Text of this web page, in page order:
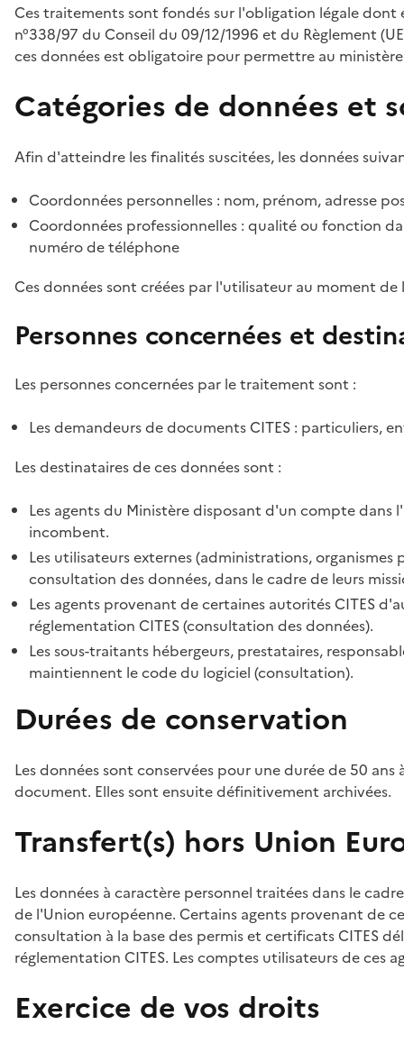
Ces traitements sont fondés sur l'obligation légale
n°338/97 du Conseil du 09/12/1996 et du Règlement
ces données est obligatoire pour permettre au
Catégories de données et
Afin d'atteindre les finalités suscitées, les données
Coordonnées personnelles : nom, prénom, adresse
Coordonnées professionnelles : qualité ou fonction
numéro de téléphone
Ces données sont créées par l'utilisateur au moment
Personnes concernées et
Les personnes concernées par le traitement sont :
Les demandeurs de documents CITES : particuliers,
Les destinataires de ces données sont :
Les agents du Ministère disposant d'un compte
incombent.
Les utilisateurs externes (administrations,
consultation des données, dans le cadre de leurs
Les agents provenant de certaines autorités CITES
réglementation CITES (consultation des données).
Les sous-traitants hébergeurs, prestataires,
maintiennent le code du logiciel (consultation).
Durées de conservation
Les données sont conservées pour une durée de 50
document. Elles sont ensuite définitivement archivées.
Transfert(s) hors Union
Les données à caractère personnel traitées dans le
de l'Union européenne. Certains agents provenant de
consultation à la base des permis et certificats CITES
réglementation CITES. Les comptes utilisateurs de ces
Exercice de vos droits